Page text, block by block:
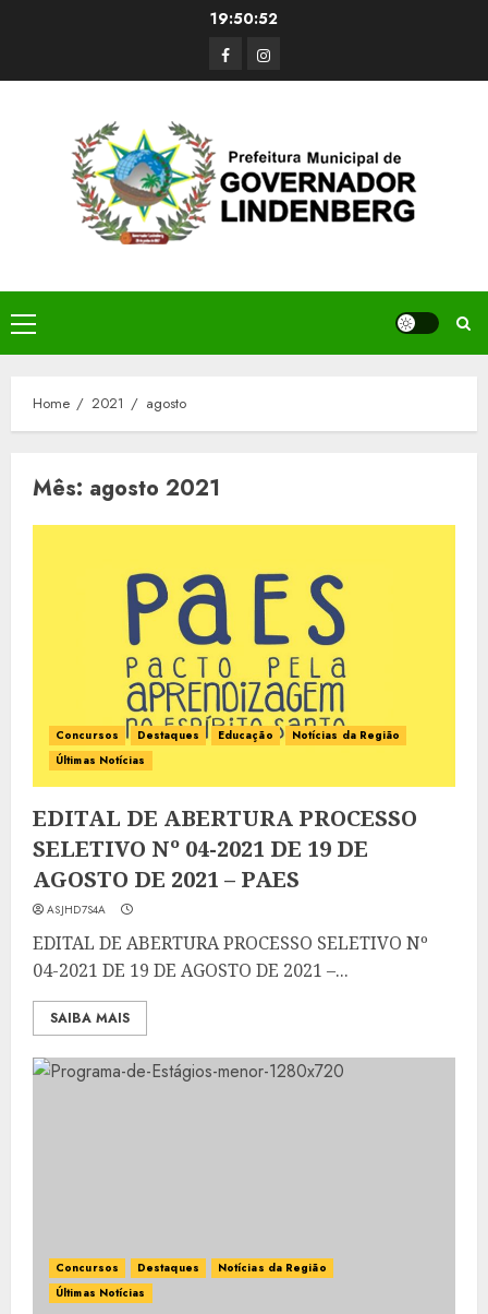
19:50:52
FacerbookInstagram
Primary
Menu
Home 2021 agosto
Mês: agosto 2021
Concursos Destaques Educação
Notícias da Região
Últimas Notícias
EDITAL DE ABERTURA PROCESSO
SELETIVO Nº 04-2021 DE 19 DE
AGOSTO DE 2021 – PAES
ASJHD7S4A
EDITAL DE ABERTURA PROCESSO SELETIVO Nº
04-2021 DE 19 DE AGOSTO DE 2021 –...
SAIBA MAIS
Concursos Destaques
Notícias da Região
Últimas Notícias